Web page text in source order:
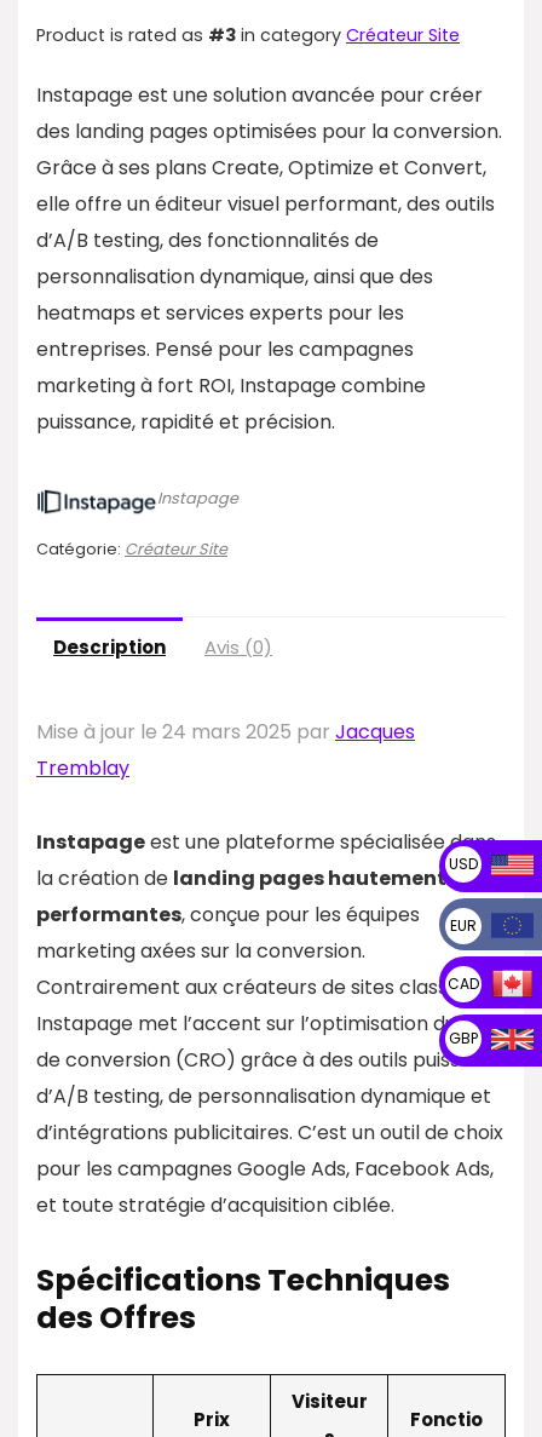
Product is rated as #3 in category Créateur Site
Instapage est une solution avancée pour créer
des landing pages optimisées pour la conversion.
Grâce à ses plans Create, Optimize et Convert,
elle offre un éditeur visuel performant, des outils
d’A/B testing, des fonctionnalités de
personnalisation dynamique, ainsi que des
heatmaps et services experts pour les
entreprises. Pensé pour les campagnes
marketing à fort ROI, Instapage combine
puissance, rapidité et précision.
Instapage
Catégorie: Créateur Site
Description Avis (0)
Mise à jour le 24 mars 2025 par Jacques
Tremblay
Instapageest une plateforme spécialisée dans
la création de landing pages hautement
performantes, conçue pour les équipes
marketing axées sur la conversion.
Contrairement aux créateurs de sites classiques,
Instapage met l’accent sur l’optimisation du taux
de conversion (CRO) grâce à des outils puissants
d’A/B testing, de personnalisation dynamique et
d’intégrations publicitaires. C’est un outil de choix
pour les campagnes Google Ads, Facebook Ads,
et toute stratégie d’acquisition ciblée.
Spécifications Techniques
des Offres
Prix
Visiteur
Fonctio
USD
EUR
CAD
GBP